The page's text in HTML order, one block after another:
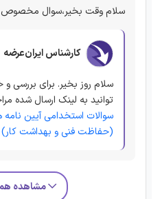
سلام وقت بخیر،سوال مخصوص HSE دارین ؟؟
کارشناس ایران‌عرضه
سلام روز بخیر. برای بررسی
توانید به لینک ارسال شده
(حفاظت فنی و بهداشت کار)
مشاهده